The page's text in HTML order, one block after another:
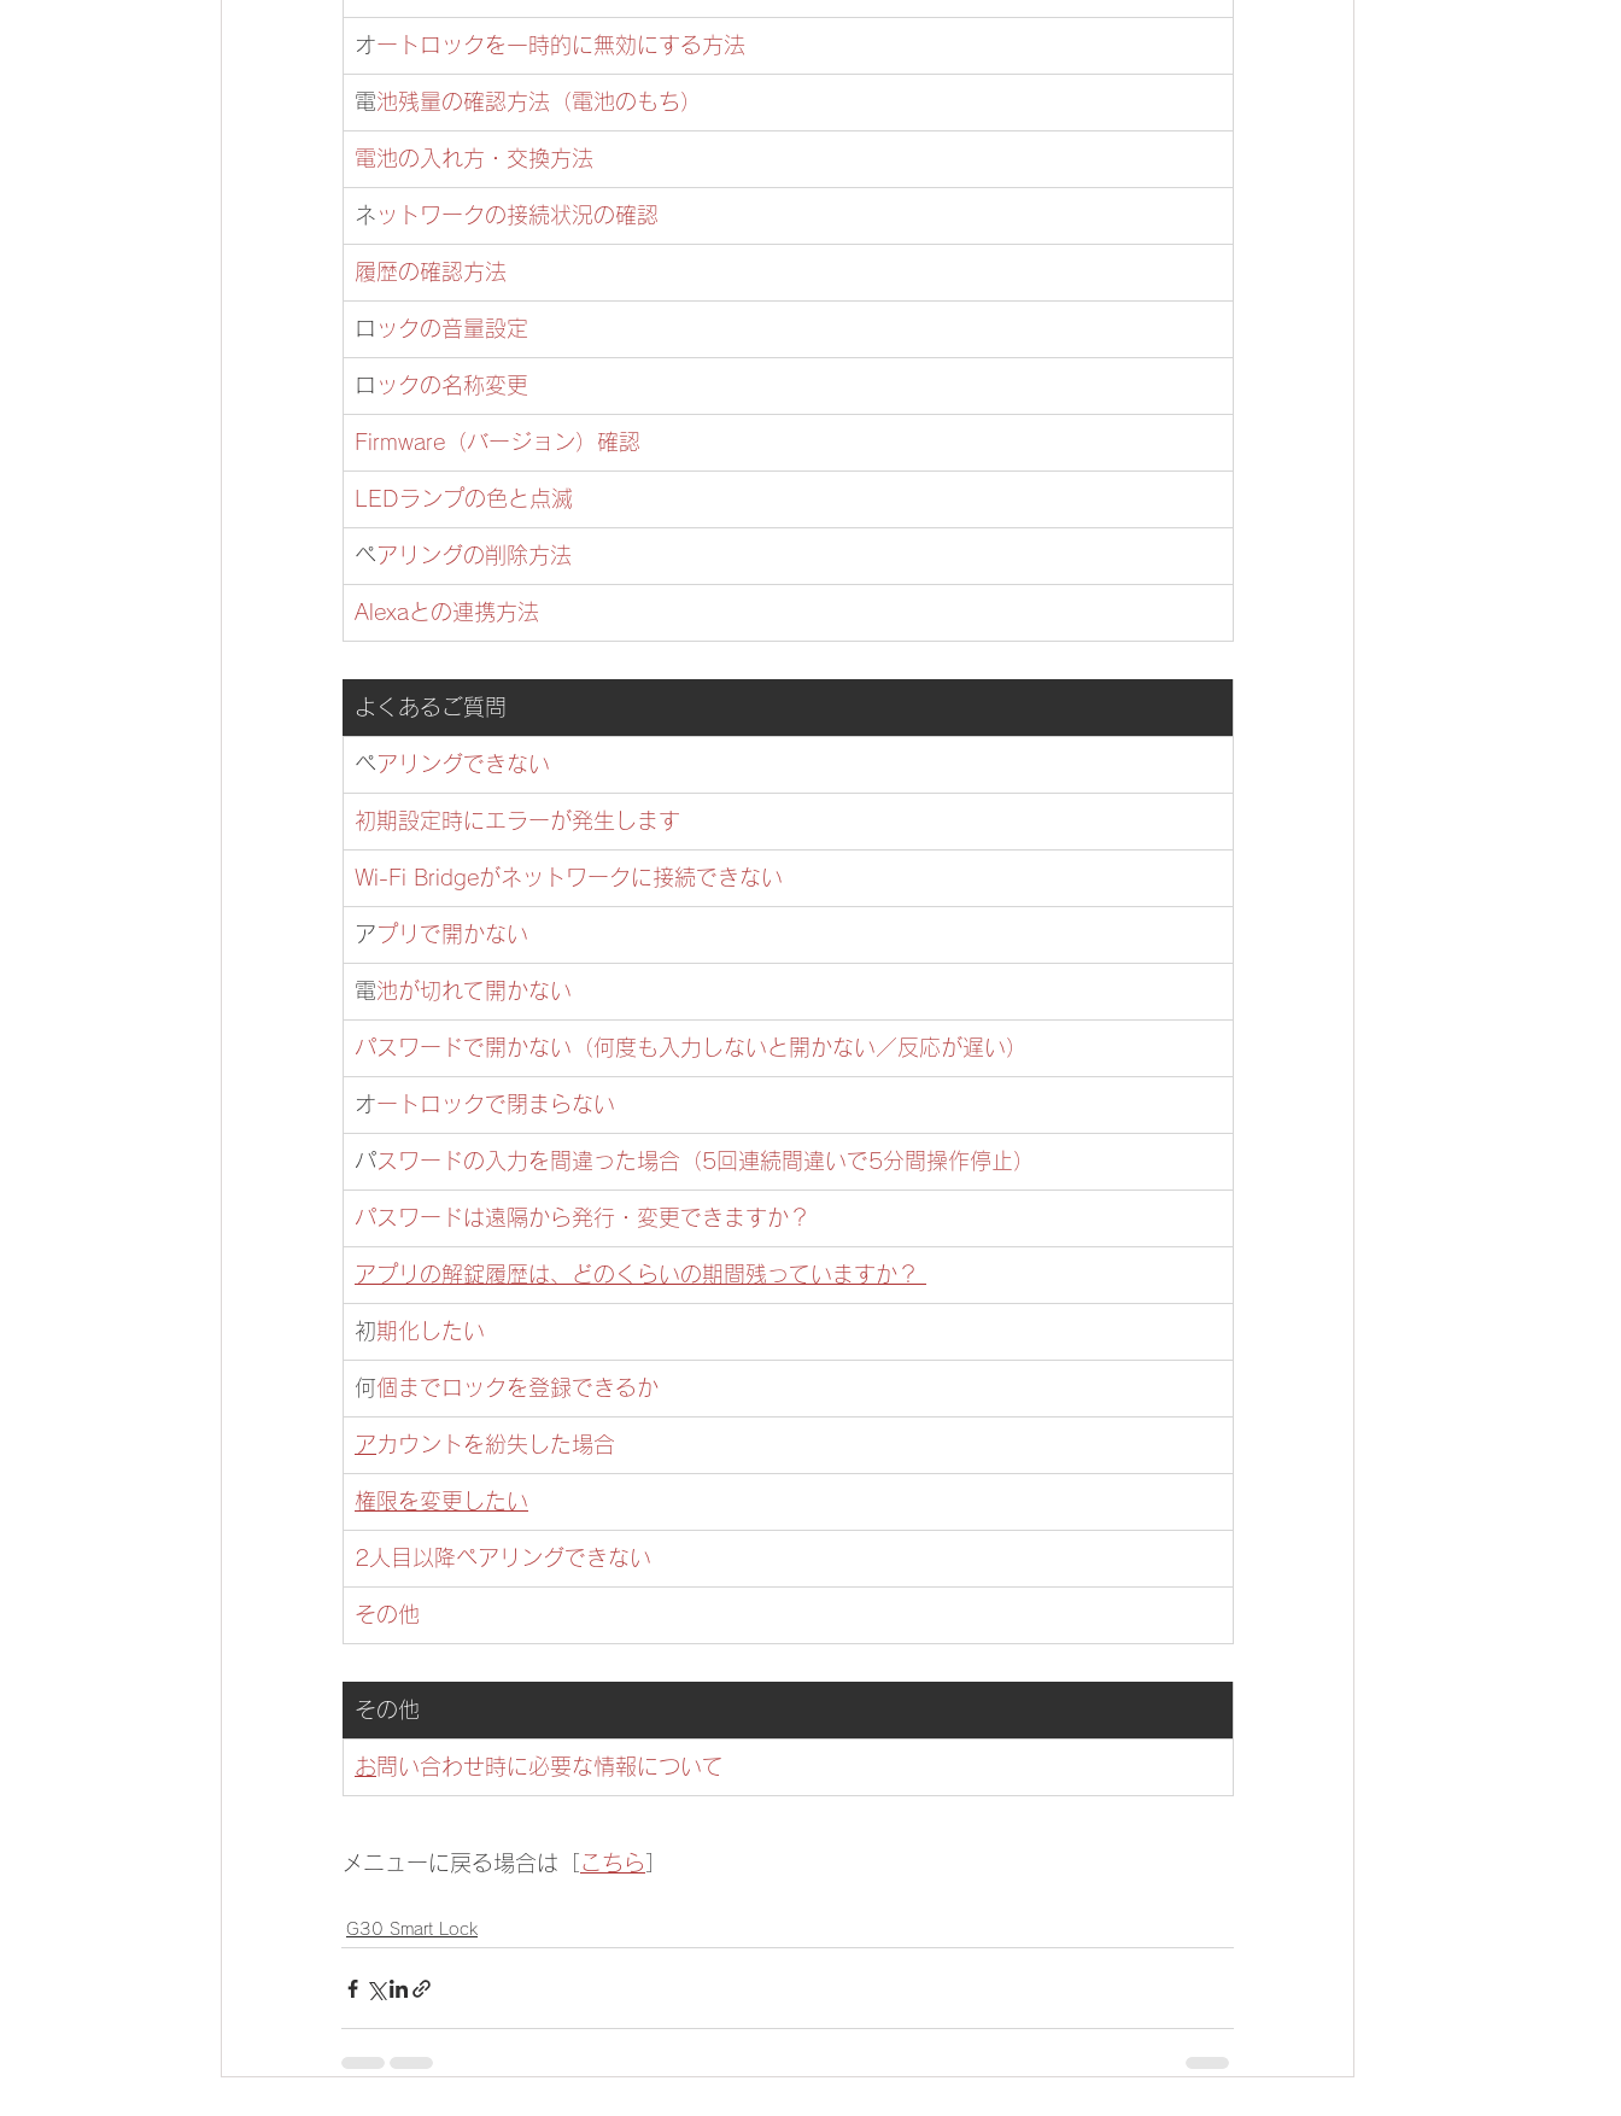
​オートロックを一時的に無効にする方法
​電池残量の確認方法（電池のもち）
電池の入れ方・交換方法
​ ネットワークの接続状況の確認
履歴の確認方法
​ ロックの音量設定
​ ロックの名称変更
Firmware（バージョン）確認
LEDランプの色と点滅
​ペアリングの削除方法
Alexaとの連携方法
よくあるご質問
​ペアリングできない
​初期設定時にエラーが発生します
Wi-Fi Bridgeがネットワークに接続できない
​アプリで開かない
​電池が切れて開かない
パスワードで開かない（何度も入力しないと開かない／反応が遅い）
​オートロックで閉まらない
​パスワードの入力を間違った場合（5回連続間違いで5分間操作停止）
パスワードは遠隔から発行・変更できますか？
アプリの解錠履歴は、どのくらいの期間残っていますか？
​初期化したい
​何個までロックを登録できるか
​アカウントを紛失した場合
権限を変更したい
2人目以降ペアリングできない
その他
​その他
​​お問い合わせ時に必要な情報について
メニューに戻る場合は［ こちら
G30 Smart Lock